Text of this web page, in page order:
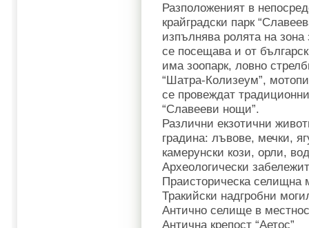
Разположеният в
крайградски парк
изпълнява ролята на
се посещава и от
има зоопарк, ловно
“Шатра-Колизеум”,
се провеждат
“Славееви нощи”.
Различни екзотични
градина: лъвове, мечки,
камерунски кози, орли,
Археологически
Праисторическа селищна
Тракийски надгробни
Антично селище в
Антична крепост “Аетос”